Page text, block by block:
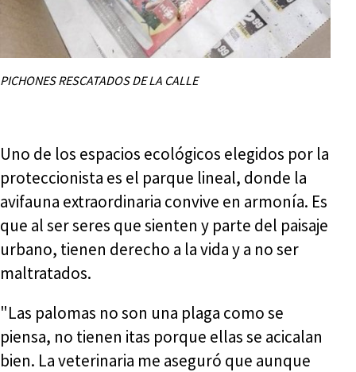
PICHONES RESCATADOS DE LA CALLE
Uno de los espacios ecológicos elegidos por la
proteccionista es el parque lineal, donde la
avifauna extraordinaria convive en armonía. Es
que al ser seres que sienten y parte del paisaje
urbano, tienen derecho a la vida y a no ser
maltratados.
"Las palomas no son una plaga como se
piensa, no tienen itas porque ellas se acicalan
bien. La veterinaria me aseguró que aunque